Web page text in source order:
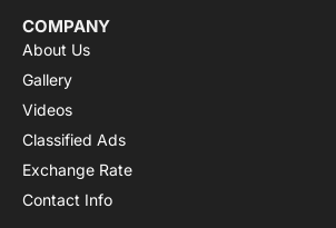
COMPANY
About Us
Gallery
Videos
Classified Ads
Exchange Rate
Contact Info